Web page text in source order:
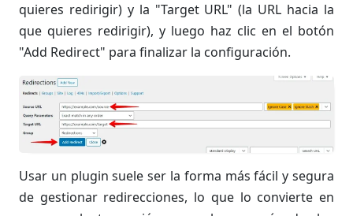
quieres redirigir) y la "Target URL" (la URL hacia la
que quieres redirigir), y luego haz clic en el botón
"Add Redirect" para finalizar la configuración.
Usar un plugin suele ser la forma más fácil y segura
de gestionar redirecciones, lo que lo convierte en